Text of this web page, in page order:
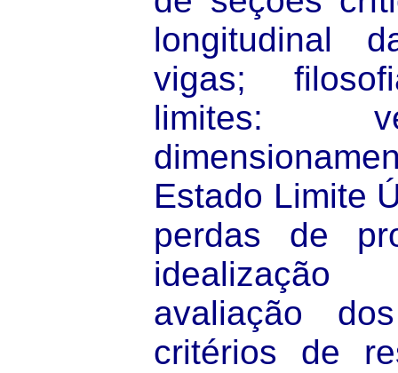
longitudinal
vigas;
limites:
Estado Limite
perdas de
avaliação
critérios de